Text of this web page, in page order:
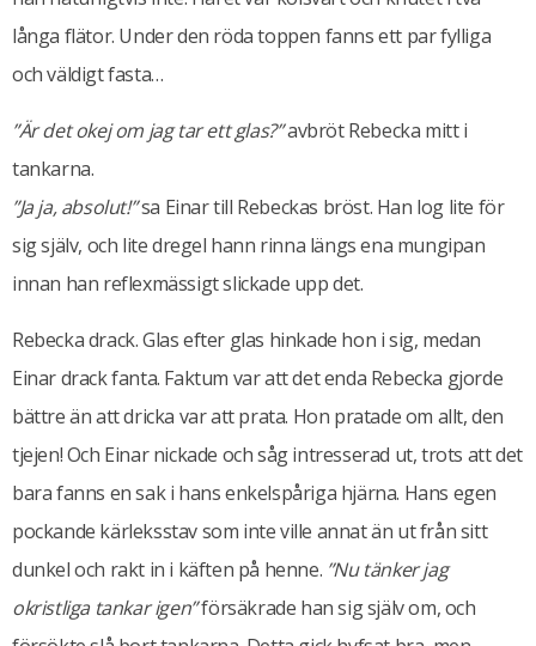
långa flätor. Under den röda toppen fanns ett par fylliga
och väldigt fasta…
”Är det okej om jag tar ett glas?”avbröt Rebecka mitt i
tankarna.
”Ja ja, absolut!”sa Einar till Rebeckas bröst. Han log lite för
sig själv, och lite dregel hann rinna längs ena mungipan
innan han reflexmässigt slickade upp det.
Rebecka drack. Glas efter glas hinkade hon i sig, medan
Einar drack fanta. Faktum var att det enda Rebecka gjorde
bättre än att dricka var att prata. Hon pratade om allt, den
tjejen! Och Einar nickade och såg intresserad ut, trots att det
bara fanns en sak i hans enkelspåriga hjärna. Hans egen
pockande kärleksstav som inte ville annat än ut från sitt
dunkel och rakt in i käften på henne. ”Nu tänker jag
okristliga tankar igen”försäkrade han sig själv om, och